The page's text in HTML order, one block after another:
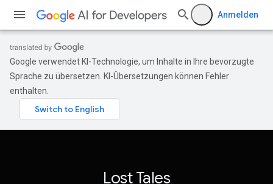
Anmelden
Google verwendet KI-Technologie, um Inhalte in Ihre bevorzugte
Sprache zu übersetzen. KI-Übersetzungen können Fehler
enthalten.
Lost Tales